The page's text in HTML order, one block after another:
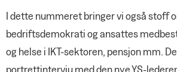
I dette nummeret bringer vi også stoff
bedriftsdemokrati og ansattes
og helse i IKT-sektoren, pensjon mm.